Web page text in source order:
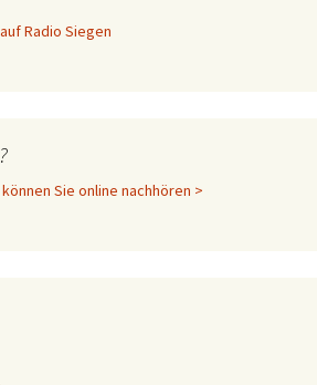
Radio Siegen
Sie online nachhören >